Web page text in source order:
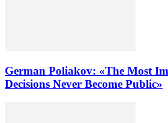
German Poliakov: «The Most
Decisions Never Become Public»